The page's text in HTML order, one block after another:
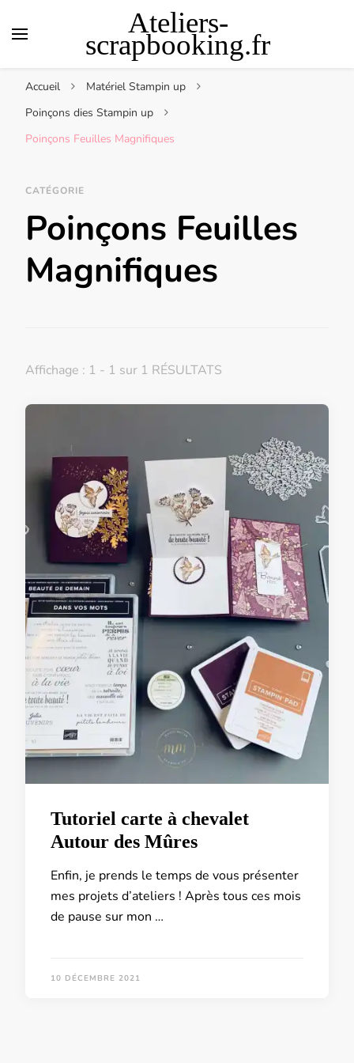
Ateliers-
scrapbooking.fr
Accueil
Matériel Stampin up
Poinçons dies Stampin up
Poinçons Feuilles Magnifiques
CATÉGORIE
Poinçons Feuilles
Magnifiques
Affichage : 1 - 1 sur 1 RÉSULTATS
Tutoriel carte à chevalet
Autour des Mûres
Enfin, je prends le temps de vous présenter
mes projets d’ateliers ! Après tous ces mois
de pause sur mon …
10 DÉCEMBRE 2021